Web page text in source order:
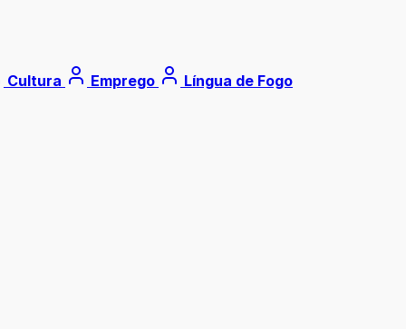
Cultura Emprego Língua de Fogo